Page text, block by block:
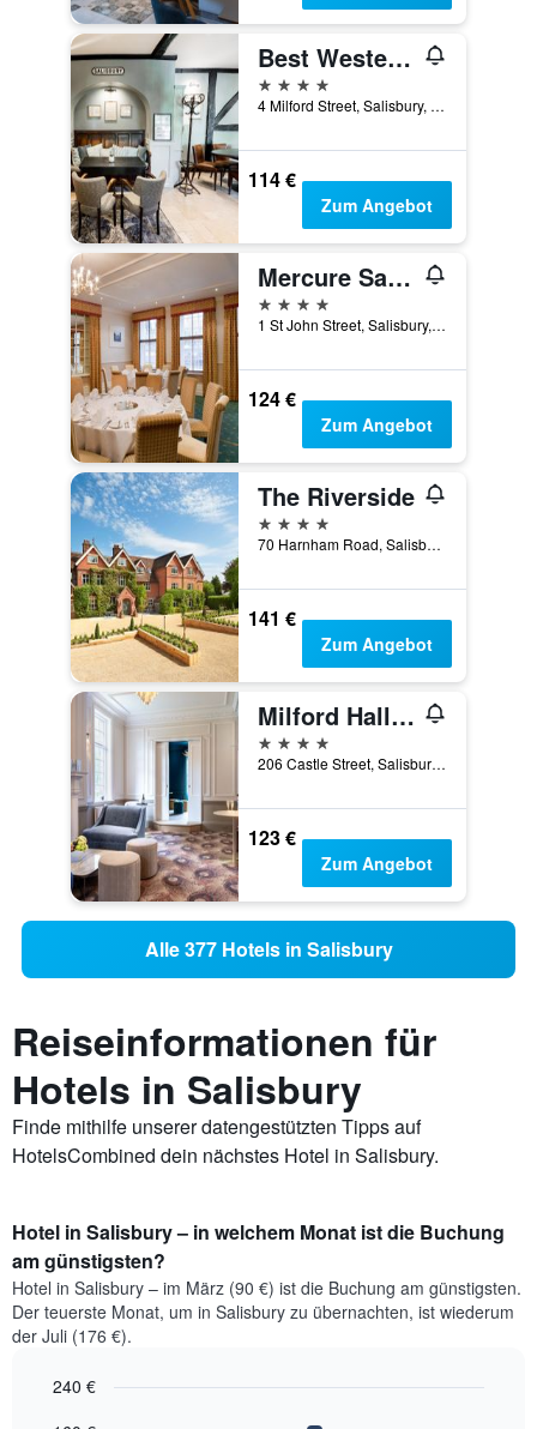
Best Western Salisbury Red Lion Hotel
4 Sterne
4 Milford Street, Salisbury, Großbritannien
114 €
Zum Angebot
Mercure Salisbury White Hart Hotel & Apartments
4 Sterne
1 St John Street, Salisbury, Großbritannien
124 €
Zum Angebot
The Riverside
4 Sterne
70 Harnham Road, Salisbury, Großbritannien
141 €
Zum Angebot
Milford Hall Salisbury By IHG
4 Sterne
206 Castle Street, Salisbury, Großbritannien
123 €
Zum Angebot
Alle 377 Hotels in Salisbury
Reiseinformationen für
Hotels in Salisbury
Finde mithilfe unserer datengestützten Tipps auf
HotelsCombined dein nächstes Hotel in Salisbury.
Hotel in Salisbury – in welchem Monat ist die Buchung
am günstigsten?
Hotel in Salisbury – im März (90 €) ist die Buchung am günstigsten.
Der teuerste Monat, um in Salisbury zu übernachten, ist wiederum
der Juli (176 €).
240 €